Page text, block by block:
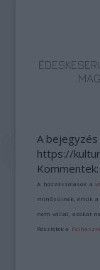
A bejegyzés
https://
Kommentek:
A hozzászólások a
minősülnek, értük a
nem vállal, azokat
Részletek a